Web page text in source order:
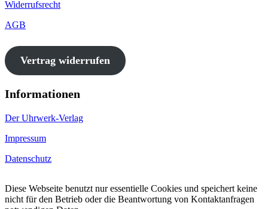
Widerrufsrecht
AGB
Vertrag widerrufen
Informationen
Der Uhrwerk-Verlag
Impressum
Datenschutz
Diese Webseite benutzt nur essentielle Cookies und speichert keine
nicht für den Betrieb oder die Beantwortung von Kontaktanfragen